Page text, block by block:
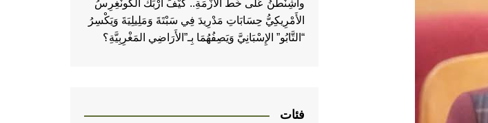
واشِنْطُنُ عَلَى خَطِّ الأَزْمَةِ.. كَيْفَ أَرْبَكَ الكُونْغِرِسُ
الأَمْرِيكِيُّ حِسَابَاتِ مَدْرِيدَ فِي سَبْتَةَ وَمَلِيلِيَةَ وَيَكْسِرُ
“التَّابُو” الإِسْبَانِيَّ وَيَصِفُهُمَا بِـ”الأَرَاضِي المَغْرِبِيَّةِ؟
فئات